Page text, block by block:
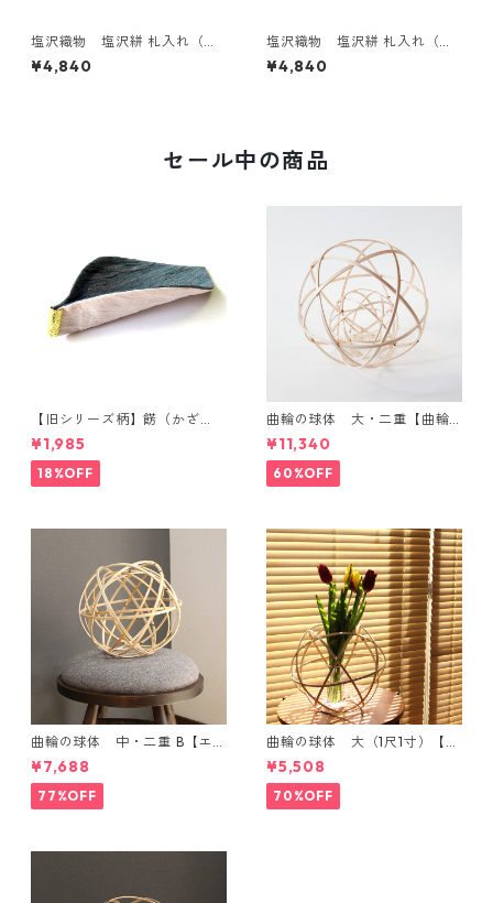
塩沢織物 塩沢絣 札入れ（焦
茶に白の十絣）
¥4,840
塩沢織物 塩沢絣 札入れ（灰
に銀鼠 ぎんねず の十絣）
¥4,840
セール中の商品
【旧シリーズ柄】餝（かざ
り）金具付き 小千谷縮コース
ター（単品）
¥1,985
18%OFF
曲輪の球体 大・二重【曲輪
の弁当箱 発売記念・限定特別
価格】
¥11,340
60%OFF
曲輪の球体 中・二重 B【エン
ブレムオブジェ発売記念・限
定特別価格】
¥7,688
77%OFF
曲輪の球体 大（1尺1寸）【エ
ンブレムオブジェ発売記念・
限定特別価格】
¥5,508
70%OFF